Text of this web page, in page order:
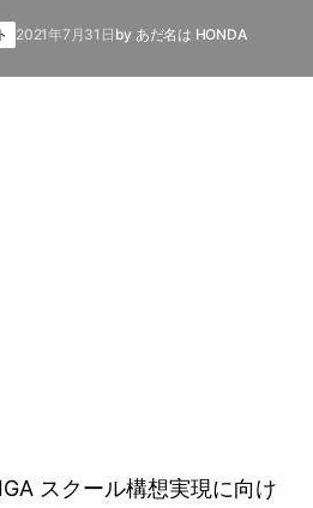
2021年7月31日 by あだ名は HONDA
スクール構想実現に向け